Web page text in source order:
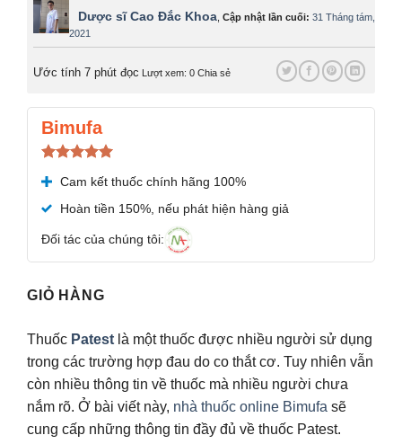
Dược sĩ Cao Đắc Khoa Cập nhật lần cuối: 31 Tháng tám,
2021
Ước tính 7 phút đọc Lượt xem: 0 Chia sẻ
Bimufa
Được xếp
hạng5.00
5 sao
Cam kết thuốc chính hãng 100%
Hoàn tiền 150%, nếu phát hiện hàng giả
Đối tác của chúng tôi:
GIỎ HÀNG
Thuốc Patest là một thuốc được nhiều người sử dụng
trong các trường hợp đau do co thắt cơ. Tuy nhiên vẫn
còn nhiều thông tin về thuốc mà nhiều người chưa
nắm rõ. Ở bài viết này, nhà thuốc online Bimufa sẽ
cung cấp những thông tin đầy đủ về thuốc Patest.